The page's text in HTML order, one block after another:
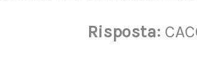
Risposta: